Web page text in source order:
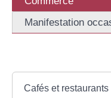
Manifestation
Cafés et restaurants